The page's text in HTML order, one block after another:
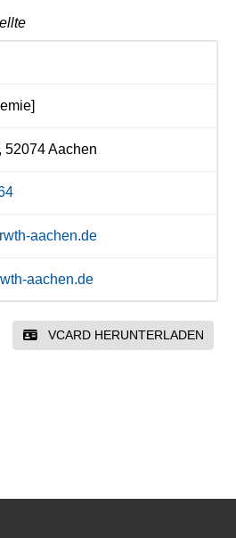
52074 Aachen
aachen.de
aachen.de
VCARD HERUNTERLADEN